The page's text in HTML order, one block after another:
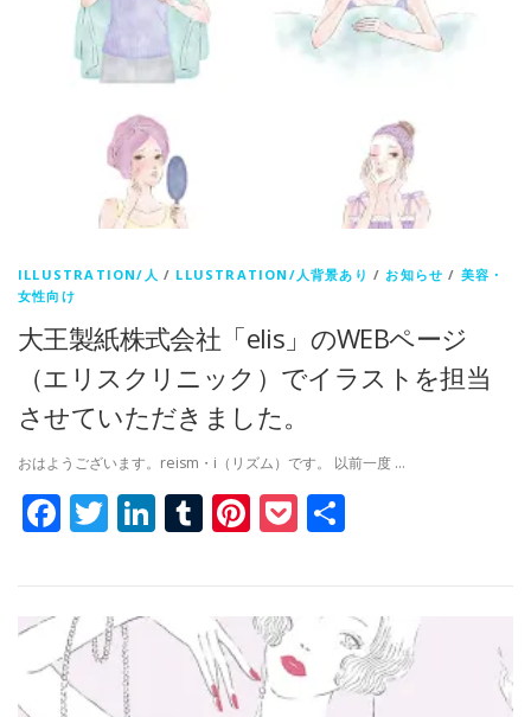
ILLUSTRATION/人 / LLUSTRATION/人背景あり /お知らせ / 美容・
女性向け
大王製紙株式会社「elis」のWEBページ
（エリスクリニック）でイラストを担当
させていただきました。
おはようございます。reism・i（リズム）です。 以前一度 …
Facebook
Twitter
LinkedIn
Tumblr
Pinterest
Pocket